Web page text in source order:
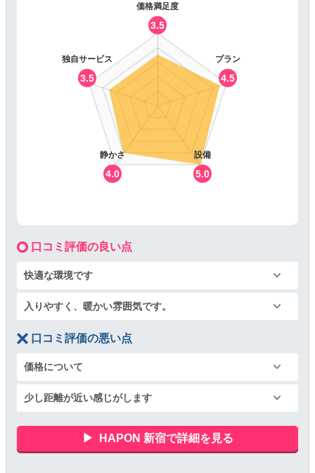
価格満足度
3.5
プラン
4.5
設備
5.0
静かさ
4.0
独自サービス
3.5
口コミ評価の良い点
快適な環境です
入りやすく、暖かい雰囲気です。
口コミ評価の悪い点
価格について
少し距離が近い感じがします
HAPON 新宿で詳細を見る